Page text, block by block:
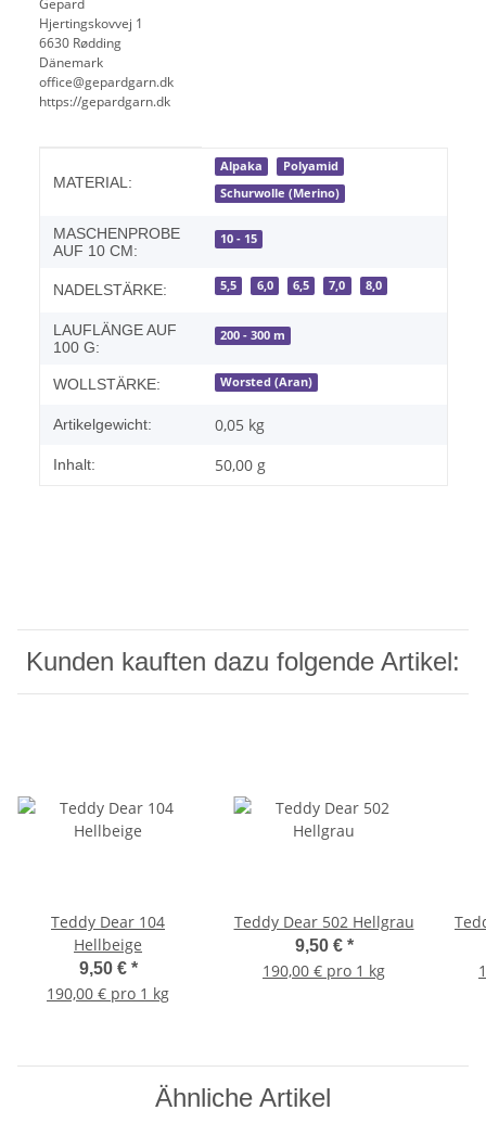
Hjertingskovvej 1
6630 Rødding
Dänemark
office@gepardgarn.dk
https://gepardgarn.dk
MATERIAL:
Alpaka
Polyamid
Schurwolle (Merino)
MASCHENPROBE
AUF 10 CM:
10 - 15
NADELSTÄRKE: 5,5 6,0 6,5 7,0 8,0
LAUFLÄNGE AUF
100 G:
200 - 300 m
WOLLSTÄRKE: Worsted (Aran)
Artikelgewicht: 0,05 kg
Inhalt: 50,00 g
Kunden kauften dazu folgende Artikel:
Teddy Dear 104
Hellbeige
9,50 € *
190,00 € pro 1 kg
Teddy Dear 502 Hellgrau
9,50 € *
190,00 € pro 1 kg
Ähnliche Artikel